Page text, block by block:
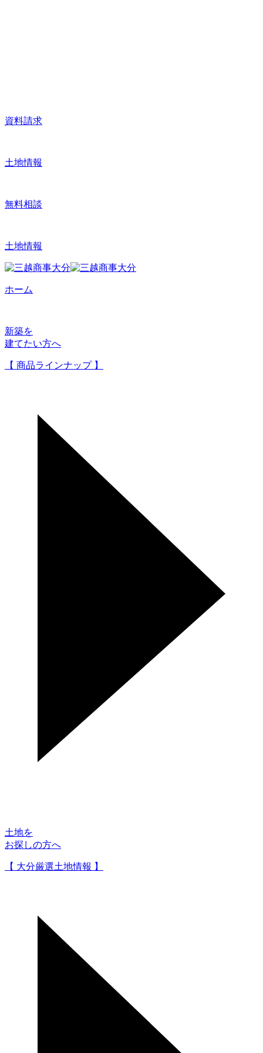
資料請求
土地情報
無料相談
土地情報
ホーム
新築を
建てたい方へ
【 商品ラインナップ 】
土地を
お探しの方へ
【 大分厳選土地情報 】